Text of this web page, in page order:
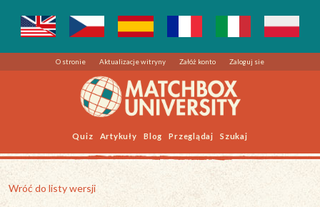
O stronie Aktualizacje witryny Załóż konto Zaloguj sie
Quiz Artykuły Blog Przeglądaj Szukaj
Wróć do listy wersji